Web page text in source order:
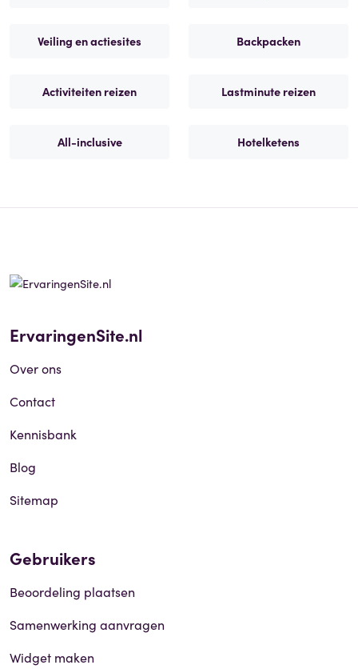
Veiling en actiesites Backpacken
Activiteiten reizen Lastminute reizen
All-inclusive Hotelketens
ErvaringenSite.nl
Over ons
Contact
Kennisbank
Blog
Sitemap
Gebruikers
Beoordeling plaatsen
Samenwerking aanvragen
Widget maken